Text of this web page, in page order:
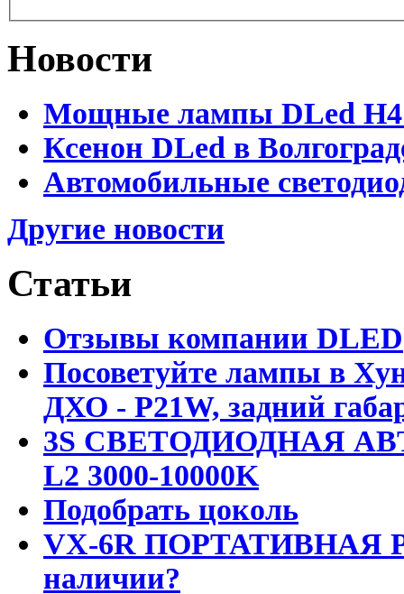
Новости
Мощные лампы DLed H4
Ксенон DLed в
Автомобильные
Другие новости
Статьи
Отзывы компании DLED
Посоветуйте лампы в
ДХО - P21W, задний
3S СВЕТОДИОДНАЯ
L2 3000-10000K
Подобрать цоколь
VX-6R ПОРТАТИВНАЯ
наличии?